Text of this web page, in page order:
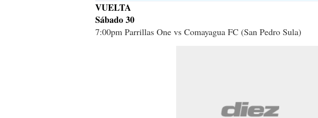
VUELTA
Sábado 30
7:00pm Parrillas One vs Comayagua FC (San Pedro Sula)